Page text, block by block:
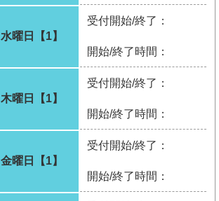
水曜日【1】
受付開始/終了：
開始/終了時間：
木曜日【1】
受付開始/終了：
開始/終了時間：
金曜日【1】
受付開始/終了：
開始/終了時間：